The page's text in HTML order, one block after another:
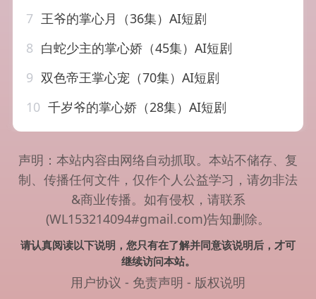
7 王爷的掌心月（36集）AI短剧
8 白蛇少主的掌心娇（45集）AI短剧
9 双色帝王掌心宠（70集）AI短剧
10 千岁爷的掌心娇（28集）AI短剧
声明：本站内容由网络自动抓取。本站不储存、复
制、传播任何文件，仅作个人公益学习，请勿非法
&商业传播。如有侵权，请联系
(WL153214094#gmail.com)告知删除。
请认真阅读以下说明，您只有在了解并同意该说明后，才可
继续访问本站。
用户协议 - 免责声明 - 版权说明